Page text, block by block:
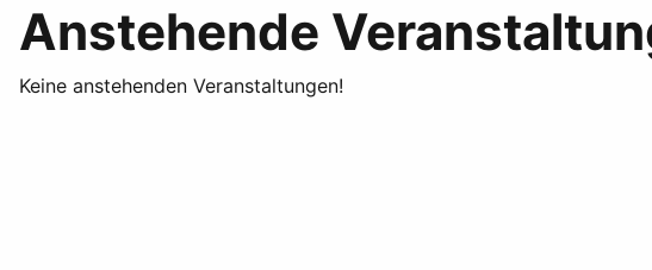
Anstehende
Keine anstehenden Veranstaltungen!